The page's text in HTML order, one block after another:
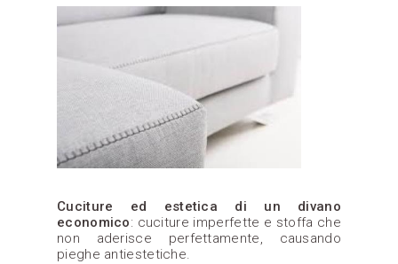
Cuciture ed estetica di un divano
economico: cuciture imperfette e stoffa che
non aderisce perfettamente, causando
pieghe antiestetiche.